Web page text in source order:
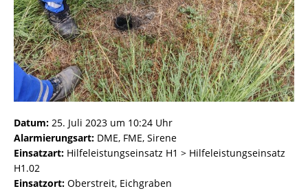
Datum: 25. Juli 2023 um 10:24 Uhr
Alarmierungsart: DME, FME, Sirene
Einsatzart: Hilfeleistungseinsatz H1 > Hilfeleistungseinsatz
H1.02
Einsatzort: Oberstreit, Eichgraben